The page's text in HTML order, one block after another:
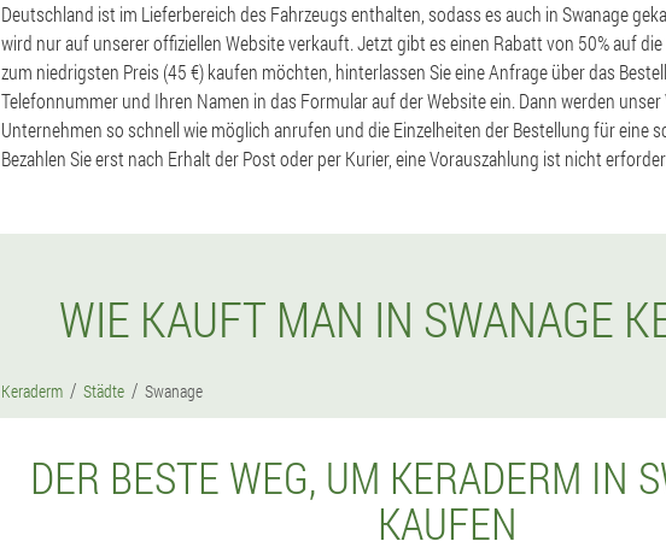
Deutschland ist im Lieferbereich des Fahrzeugs enthalten, sodass es auch in Swanage
wird nur auf unserer offiziellen Website verkauft. Jetzt gibt es einen Rabatt von 50% auf die
zum niedrigsten Preis (45 €) kaufen möchten, hinterlassen Sie eine Anfrage über das
Telefonnummer und Ihren Namen in das Formular auf der Website ein. Dann werden
Unternehmen so schnell wie möglich anrufen und die Einzelheiten der Bestellung für eine
Bezahlen Sie erst nach Erhalt der Post oder per Kurier, eine Vorauszahlung ist nicht
WIE KAUFT MAN IN SWANAGE
Keraderm Städte Swanage
DER BESTE WEG, UM KERADERM IN
KAUFEN